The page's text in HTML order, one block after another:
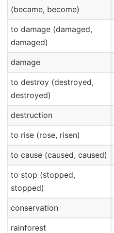
(became, become)
to damage (damaged,
damaged)
damage
to destroy (destroyed,
destroyed)
destruction
to rise (rose, risen)
to cause (caused, caused)
to stop (stopped,
stopped)
conservation
rainforest